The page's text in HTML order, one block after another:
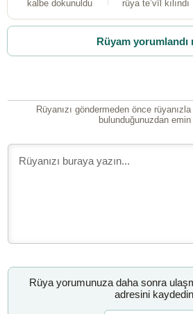
kalbe dokunuldu rüya te’vîl kılındı
Rüyam yorumlandı
Rüyanızı göndermeden önce
bulunduğunuzdan emin
Rüya yorumunuza daha sonra
adresini